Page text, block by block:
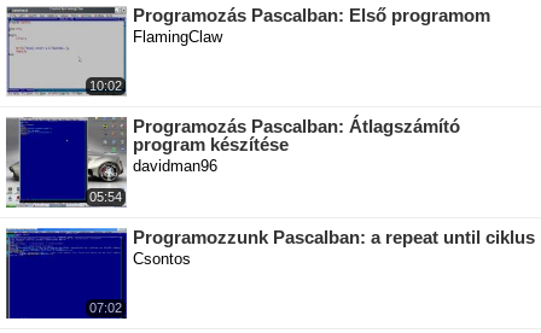
10:02
Programozás Pascalban: Első programom
FlamingClaw
05:54
Programozás Pascalban: Átlagszámító
program készítése
davidman96
07:02
Programozzunk Pascalban: a repeat until ciklus
Csontos